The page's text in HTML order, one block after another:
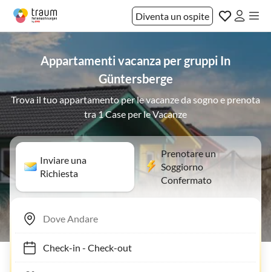
Diventa un ospite
Appartamenti vacanza per gruppi In
Güntersberge
Trova il tuo appartamento per le vacanze da sogno e prenota
tra 1 Case per le Vacanze
Inviare una
Richiesta
Prenotare un
Soggiorno
Confermato
Check-in- Check-out